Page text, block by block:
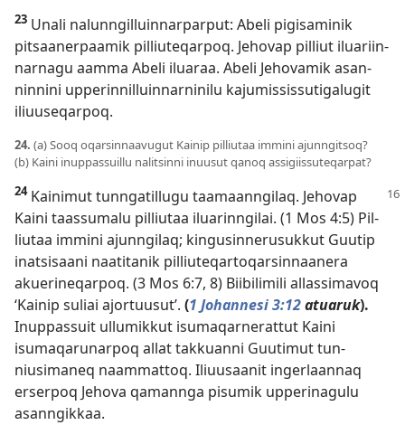
23 Unali nalun­ngil­luin­nar­par­put: Abeli pigisaminik
pitsaaner­paamik pil­liuteqar­poq. Jehovap pil­liut iluariin­
nar­nagu aam­ma Abeli iluaraa. Abeli Jehovamik asan­
nin­nini up­perin­nil­luin­nar­ninilu kajumis­sis­sutigalugit
iliuuseqar­poq.
24. (a) Sooq oqarsin­naavugut Kainip pil­liutaa im­mini ajun­ngitsoq?
(b) Kaini inup­pas­suil­lu nalitsin­ni inuusut qanoq as­sigiis­suteqar­pat?
24Kainimut tun­ngatil­lugu taamaan­ngilaq. Jehovap
Kaini taas­sumalu pil­liutaa iluarin­ngilai. (1 Mos 4:5) Pil­
liutaa im­mini ajun­ngilaq; kingusin­nerusuk­kut Guutip
inatsisaani naatitanik pil­liuteqar­toqarsin­naanera
akuerineqar­poq. (3 Mos 6:7, 8) Biibilimili al­las­simavoq
‘Kainip suliai ajor­tuusut’. (1 Johannesi 3:12atuaruk).
Inup­pas­suit ul­lumik­kut isumaqar­nerat­tut Kaini
isumaqarunar­poq al­lat tak­kuan­ni Guutimut tun­
niusimaneq naam­mat­toq. Iliuusaanit ingerlaan­naq
erser­poq Jehova qaman­nga pisumik up­perinagulu
asan­ngik­kaa.